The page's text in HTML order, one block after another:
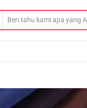
Twill Berwarna